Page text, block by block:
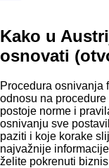
Kako u
osnovati
Procedura osnivanja
odnosu na
postoje norme i
osnivanju sve
paziti i koje korake
najvažnije
želite pokrenuti